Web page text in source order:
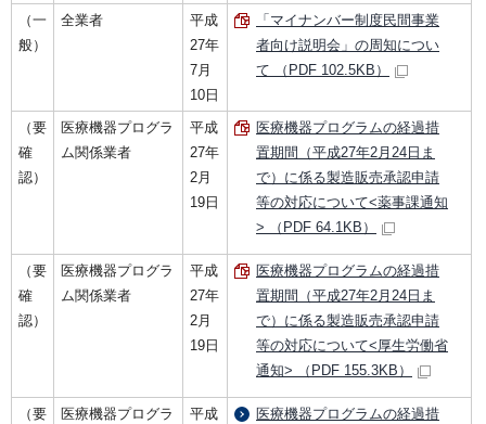
（一
般）
全業者
平成
27年
7月
10日
「マイナンバー制度民間事業
者向け説明会」の周知につい
て （PDF 102.5KB）
（要
確
認）
医療機器プログラ
ム関係業者
平成
27年
2月
19日
医療機器プログラムの経過措
置期間（平成27年2月24日ま
で）に係る製造販売承認申請
等の対応について<薬事課通知
> （PDF 64.1KB）
（要
確
認）
医療機器プログラ
ム関係業者
平成
27年
2月
19日
医療機器プログラムの経過措
置期間（平成27年2月24日ま
で）に係る製造販売承認申請
等の対応について<厚生労働省
通知> （PDF 155.3KB）
（要
医療機器プログラ
平成
医療機器プログラムの経過措